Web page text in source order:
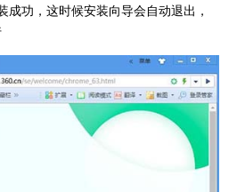
成功，这时候安装向导会自动退出，